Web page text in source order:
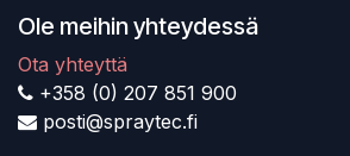
Ole meihin yhteydessä
Ota yhteyttä
+358 (0) 207 851 900
posti@spraytec.fi